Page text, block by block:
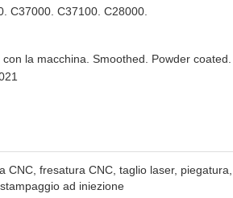
C37000. C37100. C28000.
la macchina. Smoothed. Powder
CNC, fresatura CNC, taglio laser,
ad iniezione